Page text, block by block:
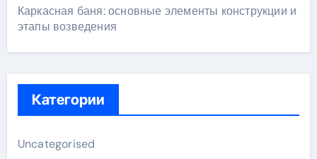
Каркасная баня: основные элементы конструкции и
этапы возведения
Категории
Uncategorised